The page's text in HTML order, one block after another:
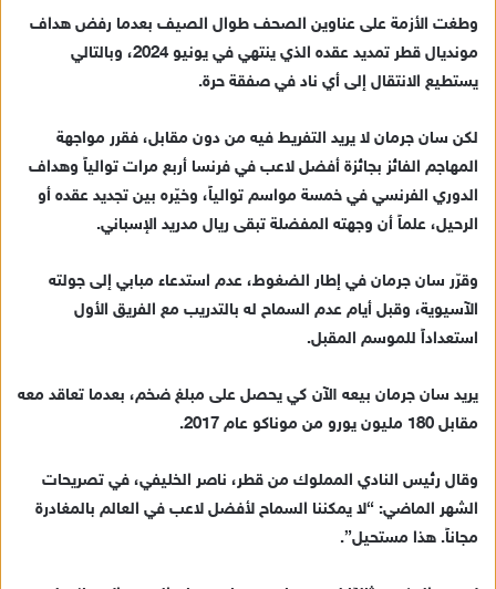
د
ا
إ
ك
ت
وطغت الأزمة على عناوين الصحف طوال الصيف بعدما رفض هداف
مونديال قطر تمديد عقده الذي ينتهي في يونيو 2024، وبالتالي
يستطيع الانتقال إلى أي ناد في صفقة حرة.
لكن سان جرمان لا يريد التفريط فيه من دون مقابل، فقرر مواجهة
المهاجم الفائز بجائزة أفضل لاعب في فرنسا أربع مرات توالياً وهداف
الدوري الفرنسي في خمسة مواسم توالياً، وخيّره بين تجديد عقده أو
الرحيل، علماً أن وجهته المفضلة تبقى ريال مدريد الإسباني.
وقرّر سان جرمان في إطار الضغوط، عدم استدعاء مبابي إلى جولته
الآسيوية، وقبل أيام عدم السماح له بالتدريب مع الفريق الأول
استعداداً للموسم المقبل.
يريد سان جرمان بيعه الآن كي يحصل على مبلغ ضخم، بعدما تعاقد معه
مقابل 180 مليون يورو من موناكو عام 2017.
وقال رئيس النادي المملوك من قطر، ناصر الخليفي، في تصريحات
الشهر الماضي: “لا يمكننا السماح لأفضل لاعب في العالم بالمغادرة
مجاناً. هذا مستحيل”.